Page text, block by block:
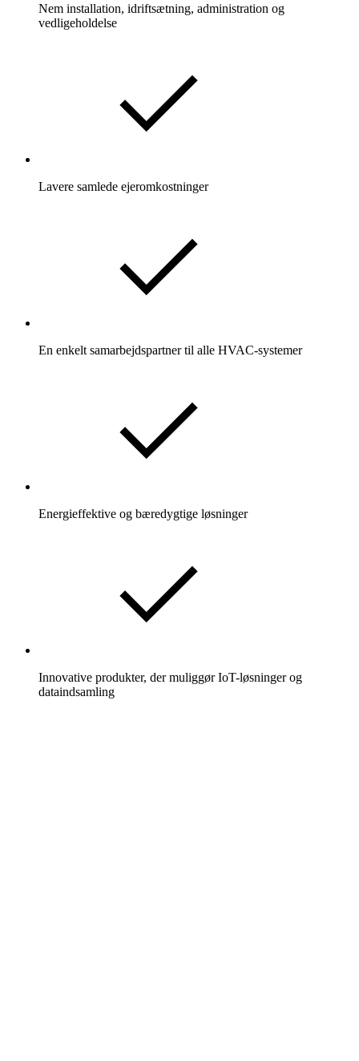
Nem installation, idriftsætning, administration og
vedligeholdelse
Lavere samlede ejeromkostninger
En enkelt samarbejdspartner til alle HVAC-systemer
Energieffektive og bæredygtige løsninger
Innovative produkter, der muliggør IoT-løsninger og
dataindsamling